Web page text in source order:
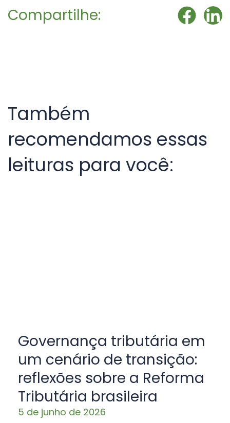
Compartilhe:
Também
recomendamos essas
leituras para você:
Governança tributária em
um cenário de transição:
reflexões sobre a Reforma
Tributária brasileira
5 de junho de 2026